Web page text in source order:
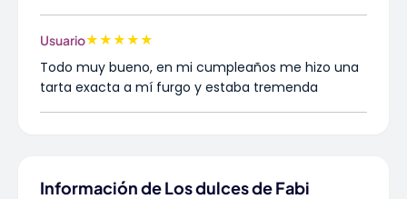
Usuario★★★★★
Todo muy bueno, en mi cumpleaños me hizo una
tarta exacta a mí furgo y estaba tremenda
Información de Los dulces de Fabi